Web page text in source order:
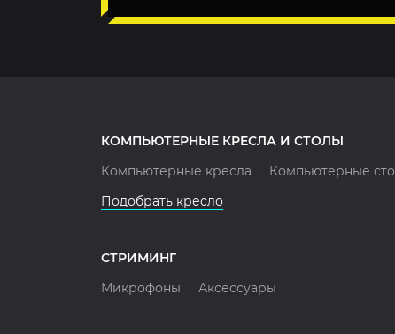
КОМПЬЮТЕРНЫЕ КРЕСЛА И СТОЛЫ
Компьютерные кресла
Компьютерные
Подобрать кресло
СТРИМИНГ
Микрофоны
Аксессуары